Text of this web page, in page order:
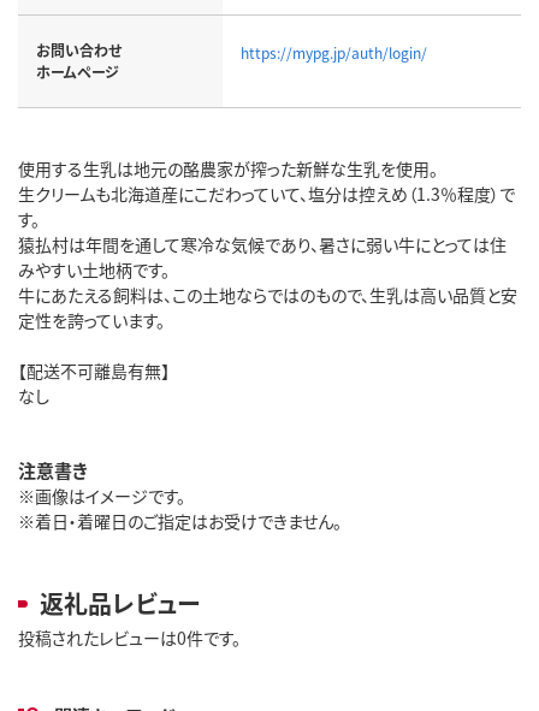
お問い合わせ
ホームページ
https://mypg.jp/auth/login/
使用する生乳は地元の酪農家が搾った新鮮な生乳を使用。
生クリームも北海道産にこだわっていて、塩分は控えめ（1.3％程度）で
す。
猿払村は年間を通して寒冷な気候であり、暑さに弱い牛にとっては住
みやすい土地柄です。
牛にあたえる飼料は、この土地ならではのもので、生乳は高い品質と安
定性を誇っています。
【配送不可離島有無】
なし
注意書き
※画像はイメージです。
※着日・着曜日のご指定はお受けできません。
返礼品レビュー
投稿されたレビューは0件です。